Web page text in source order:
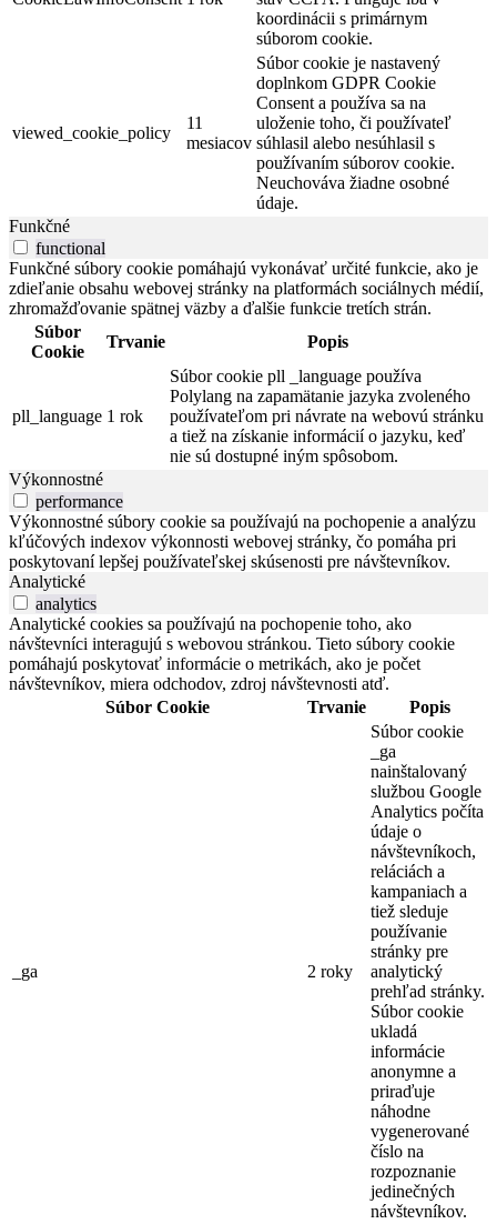
koordinácii s primárnym
súborom cookie.
viewed_cookie_policy
11
mesiacov
Súbor cookie je nastavený
doplnkom GDPR Cookie
Consent a používa sa na
uloženie toho, či používateľ
súhlasil alebo nesúhlasil s
používaním súborov cookie.
Neuchováva žiadne osobné
údaje.
Funkčné
functional
Funkčné súbory cookie pomáhajú vykonávať určité funkcie, ako je
zdieľanie obsahu webovej stránky na platformách sociálnych médií,
zhromažďovanie spätnej väzby a ďalšie funkcie tretích strán.
Súbor
Cookie
Trvanie Popis
pll_language 1 rok
Súbor cookie pll _language používa
Polylang na zapamätanie jazyka zvoleného
používateľom pri návrate na webovú stránku
a tiež na získanie informácií o jazyku, keď
nie sú dostupné iným spôsobom.
Výkonnostné
performance
Výkonnostné súbory cookie sa používajú na pochopenie a analýzu
kľúčových indexov výkonnosti webovej stránky, čo pomáha pri
poskytovaní lepšej používateľskej skúsenosti pre návštevníkov.
Analytické
analytics
Analytické cookies sa používajú na pochopenie toho, ako
návštevníci interagujú s webovou stránkou. Tieto súbory cookie
pomáhajú poskytovať informácie o metrikách, ako je počet
návštevníkov, miera odchodov, zdroj návštevnosti atď.
Súbor Cookie
Trvanie Popis
_ga 2 roky
Súbor cookie
_ga
nainštalovaný
službou Google
Analytics počíta
údaje o
návštevníkoch,
reláciách a
kampaniach a
tiež sleduje
používanie
stránky pre
analytický
prehľad stránky.
Súbor cookie
ukladá
informácie
anonymne a
priraďuje
náhodne
vygenerované
číslo na
rozpoznanie
jedinečných
návštevníkov.